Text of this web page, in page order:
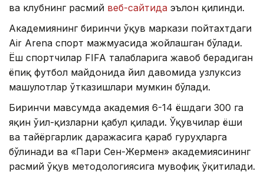
ва клубнинг расмий веб-сайтида эълон қилинди.
Академиянинг биринчи ўқув маркази пойтахтдаги
Air Arena спорт мажмуасида жойлашган бўлади.
Ёш спортчилар FIFA талабларига жавоб берадиган
ёпиқ футбол майдонида йил давомида узлуксиз
машғулотлар ўтказишлари мумкин бўлади.
Биринчи мавсумда академия 6-14 ёшдаги 300 га
яқин ўғил-қизларни қабул қилади. Ўқувчилар ёши
ва тайёргарлик даражасига қараб гуруҳларга
бўлинади ва «Пари Сен-Жермен» академиясининг
расмий ўқув методологиясига мувофиқ ўқитилади.